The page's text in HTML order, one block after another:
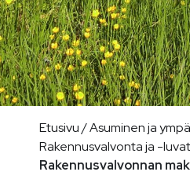
Etusivu/Asuminen ja
Rakennusvalvonta ja -luvat
Rakennusvalvonnan